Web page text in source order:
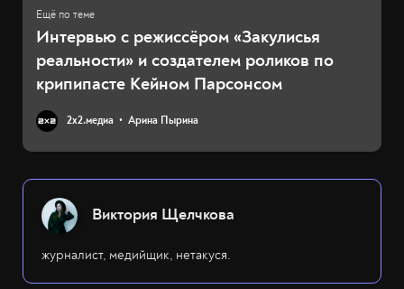
Интервью с режиссёром «Закулисья
реальности» и создателем роликов по
крипипасте Кейном Парсонсом
2х2.медиа Арина Пырина
Виктория Щелчкова
журналист, медийщик, нетакуся.